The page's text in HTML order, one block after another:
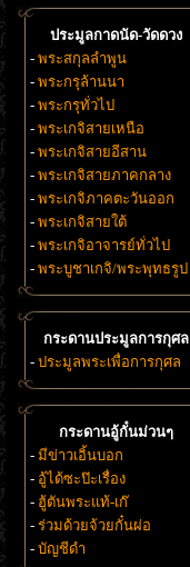
ประมูลกาดนัด-วัดดวง
- พระสกุลลำพูน
- พระกรุล้านนา
- พระกรุทั่วไป
- พระเกจิสายเหนือ
- พระเกจิสายอีสาน
- พระเกจิสายภาคกลาง
- พระเกจิภาคตะวันออก
- พระเกจิสายใต้
- พระเกจิอาจารย์ทั่วไป
- พระบูชาเกจิ/พระพุทธรูป
กระดานประมูลการกุศล
- ประมูลพระเพื่อการกุศล
กระดานอู้กั๋นม่วนๆ
- มีข่าวเอิ้นบอก
- อู้ได้ซะป๊ะเรื่อง
- ฮู้ตันพระแท้-เก๊
- ร่วมด้วยจ้วยกั๋นผ่อ
- บัญชีดำ